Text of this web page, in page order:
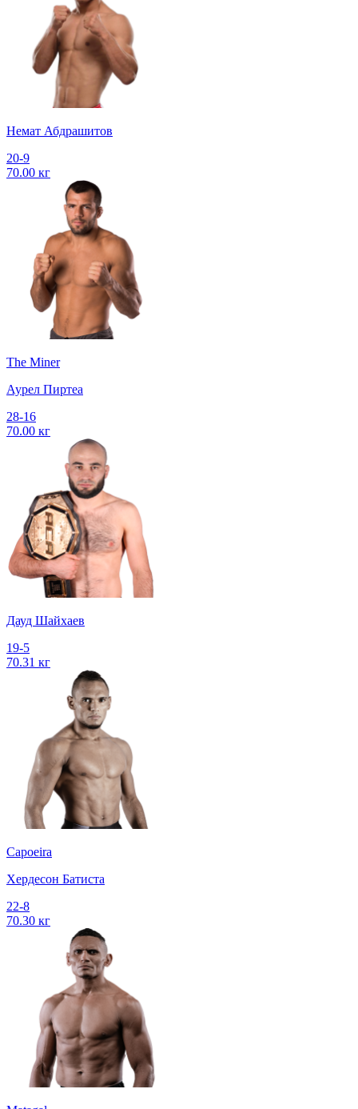
Немат Абдрашитов
20-9
70.00 кг
The Miner
Аурел Пиртеа
28-16
70.00 кг
Дауд Шайхаев
19-5
70.31 кг
Capoeira
Хердесон Батиста
22-8
70.30 кг